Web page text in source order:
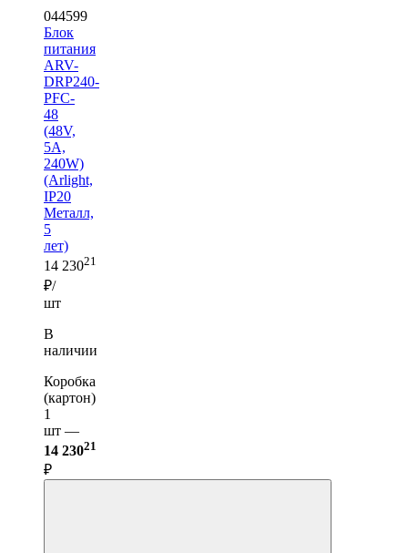
044599
Блок
питания
ARV-
DRP240-
PFC-
48
(48V,
5A,
240W)
(Arlight,
IP20
Металл,
5
лет)
14 23021
₽/
шт
В
наличии
Коробка
(картон)
1
шт —
14 23021
₽